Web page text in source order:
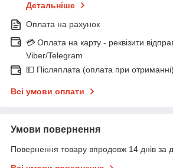
Детальніше
Оплата на рахунок
💳 Оплата на карту - реквізити
Viber/Telegram
💵 Післяплата (оплата при отриманні)
Всі умови оплати
Умови повернення
Повернення товару впродовж 14 днів за